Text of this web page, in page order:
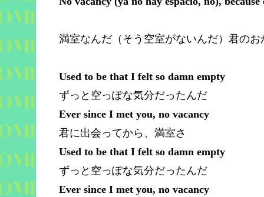
満室なんだ（そう空室がないんだ）君のお
Used to be that I felt so damn empty
ずっと空っぽな気分だったんだ
Ever since I met you, no vacancy
君に出会ってから、満室さ
Used to be that I felt so damn empty
ずっと空っぽな気分だったんだ
Ever since I met you, no vacancy